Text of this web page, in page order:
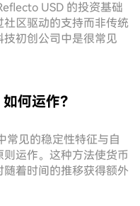
USD 的投资基础
区驱动的支持而非传统
初创公司中是很常见
何运作？
常见的稳定性特征与自
运作。这种方法使货币
着时间的推移获得额外